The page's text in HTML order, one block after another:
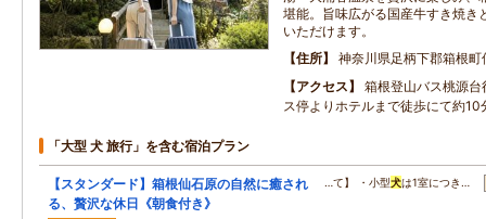
堪能。旨味広がる国産牛すき焼き
いただけます。
住所
神奈川県足柄下郡箱根
アクセス
箱根登山バス桃源
ス停よりホテルまで徒歩にて約10
「大型 犬 旅行」を含む宿泊プラン
【スタンダード】箱根仙石原の自然に癒され
る、贅沢な休日《朝食付き》
…て】 ・小型犬は1室につき…